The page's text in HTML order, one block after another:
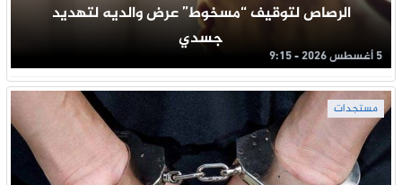
الرصاص لتوقيف “مسخوط” عرض والديه لتهديد
جسدي
5 أغسطس 2026 - 9:15
مستجدات